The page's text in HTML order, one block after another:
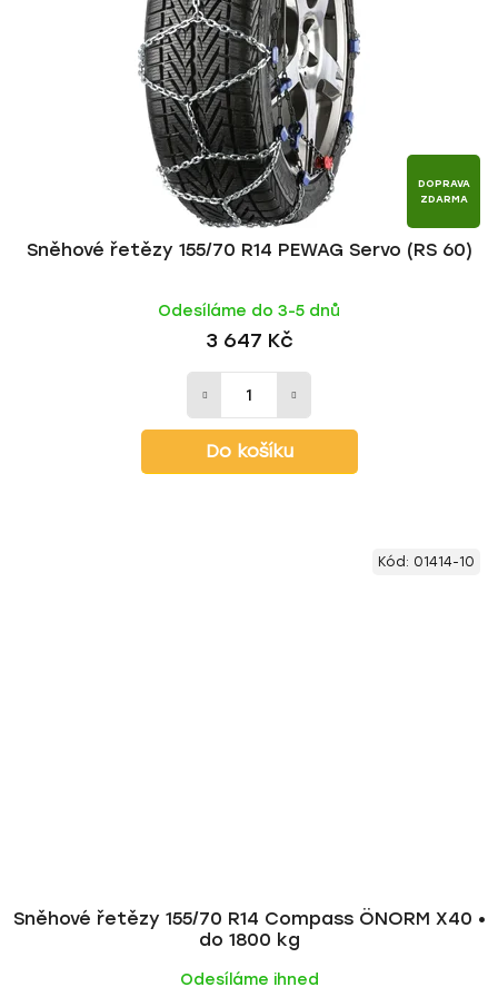
DOPRAVA
ZDARMA
Sněhové řetězy 155/70 R14 PEWAG Servo (RS 60)
Odesíláme do 3-5 dnů
3 647 Kč
Do košíku
Sněhové řetězy 155/70 R14 Compass ÖNORM X40 •
do 1800 kg
Odesíláme ihned
Kód: 01414-10